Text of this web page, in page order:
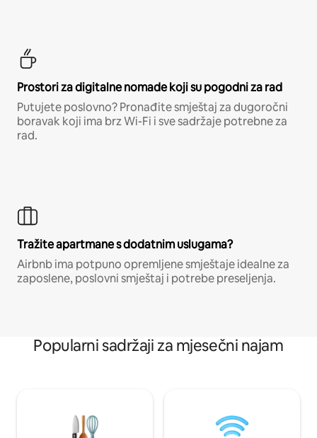
Prostori za digitalne nomade koji su pogodni za rad
Putujete poslovno? Pronađite smještaj za dugoročni
boravak koji ima brz Wi-Fi i sve sadržaje potrebne za
rad.
Tražite apartmane s dodatnim uslugama?
Airbnb ima potpuno opremljene smještaje idealne za
zaposlene, poslovni smještaj i potrebe preseljenja.
Popularni sadržaji za mjesečni najam